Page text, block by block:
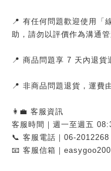
📍 有任何問題歡迎使用「
助，請勿以評價作為溝通管
📍 商品問題享 7 天內退貨
📍 非商品問題退貨，運費
👩‍💼 客服資訊
客服時間｜週一至週五
📞 客服電話｜06-2012268
📧 客服信箱｜